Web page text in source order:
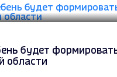
будет
области